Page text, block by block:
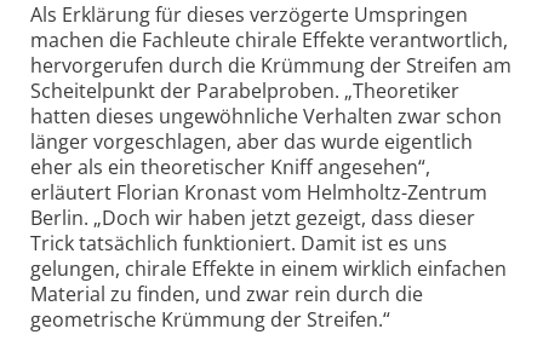
Als Erklärung für dieses verzögerte Umspringen
machen die Fachleute chirale Effekte verantwortlich,
hervorgerufen durch die Krümmung der Streifen am
Scheitelpunkt der Parabelproben. „Theoretiker
hatten dieses ungewöhnliche Verhalten zwar schon
länger vorgeschlagen, aber das wurde eigentlich
eher als ein theoretischer Kniff angesehen“,
erläutert Florian Kronast vom Helmholtz-Zentrum
Berlin. „Doch wir haben jetzt gezeigt, dass dieser
Trick tatsächlich funktioniert. Damit ist es uns
gelungen, chirale Effekte in einem wirklich einfachen
Material zu finden, und zwar rein durch die
geometrische Krümmung der Streifen.“